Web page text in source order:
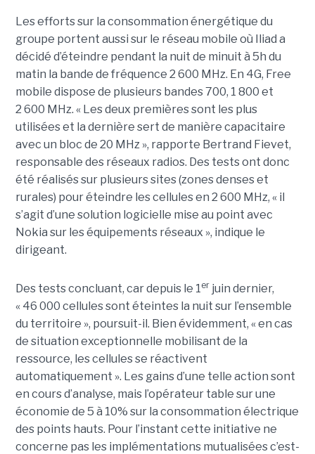
Les efforts sur la consommation énergétique du
groupe portent aussi sur le réseau mobile où Iliad a
décidé d’éteindre pendant la nuit de minuit à 5h du
matin la bande de fréquence 2 600 MHz. En 4G, Free
mobile dispose de plusieurs bandes 700, 1 800 et
2 600 MHz. « Les deux premières sont les plus
utilisées et la dernière sert de manière capacitaire
avec un bloc de 20 MHz », rapporte Bertrand Fievet,
responsable des réseaux radios. Des tests ont donc
été réalisés sur plusieurs sites (zones denses et
rurales) pour éteindre les cellules en 2 600 MHz, « il
s’agit d’une solution logicielle mise au point avec
Nokia sur les équipements réseaux », indique le
dirigeant.
Des tests concluant, car depuis le 1er juin dernier,
« 46 000 cellules sont éteintes la nuit sur l’ensemble
du territoire », poursuit-il. Bien évidemment, « en cas
de situation exceptionnelle mobilisant de la
ressource, les cellules se réactivent
automatiquement ». Les gains d’une telle action sont
en cours d’analyse, mais l’opérateur table sur une
économie de 5 à 10% sur la consommation électrique
des points hauts. Pour l’instant cette initiative ne
concerne pas les implémentations mutualisées c’est-